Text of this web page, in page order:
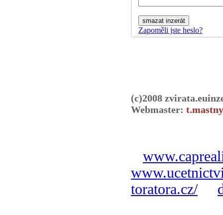
Zapoměli jste heslo?
(c)2008
Webmaster:
toratora.cz/